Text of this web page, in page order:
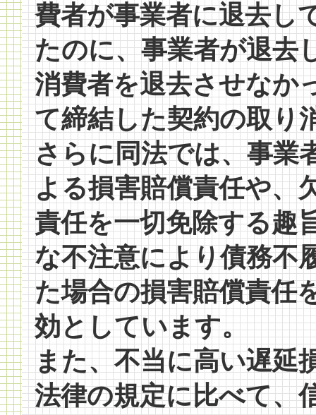
費者が事業者に退去し
たのに、事業者が退去
消費者を退去させなか
て締結した契約の取り
さらに同法では、事業
よる損害賠償責任や、
責任を一切免除する趣
な不注意により債務不
た場合の損害賠償責任
効としています。
また、不当に高い遅延
法律の規定に比べて、